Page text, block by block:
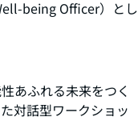
being Officer）とし
あふれる未来をつく
対話型ワークショッ